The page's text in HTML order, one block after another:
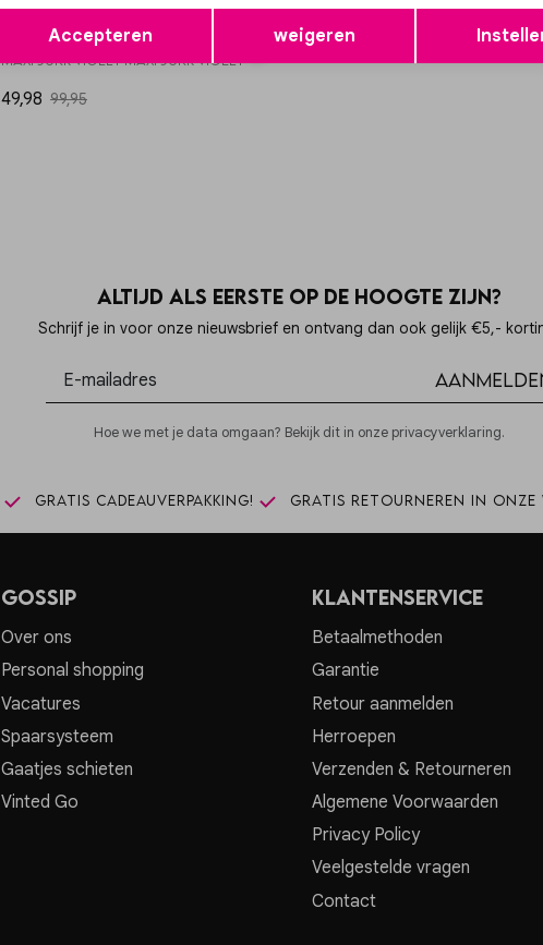
Gossip
MAXI JURK VIOLET MAXI JURK VIOLET
49,98 99,95
Altijd als eerste op de hoogte zijn?
Schrijf je in voor onze nieuwsbrief en ontvang dan ook gelijk €5,-
Hoe we met je data omgaan? Bekijk dit in onze privacyverklaring.
Gratis cadeauverpakking! Gratis retourneren in onze
Gossip
Over ons
Personal shopping
Vacatures
Spaarsysteem
Gaatjes schieten
Vinted Go
Klantenservice
Betaalmethoden
Garantie
Retour aanmelden
Herroepen
Verzenden & Retourneren
Algemene Voorwaarden
Privacy Policy
Veelgestelde vragen
Contact
Opslaan
Accepteren weigeren